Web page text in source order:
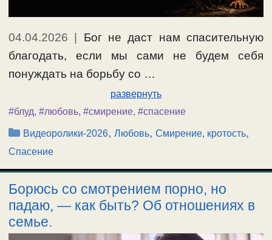
04.04.2026 | Бог не даст нам спасительную
благодать, если мы сами не будем себя
понуждать на борьбу со …
развернуть
#блуд, #любовь, #смирение, #спасение
Рубрики
Видеоролики-2026,Любовь,Смирение, кротость,
Спасение
Борюсь со смотрением порно, но
падаю, — как быть? Об отношениях в
семье.